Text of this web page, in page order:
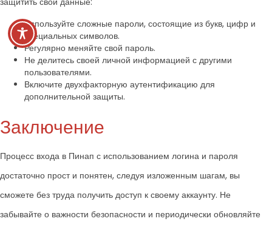
Используйте сложные пароли, состоящие из букв, цифр и
специальных символов.
Регулярно меняйте свой пароль.
Не делитесь своей личной информацией с другими
пользователями.
Включите двухфакторную аутентификацию для
дополнительной защиты.
Заключение
Процесс входа в Пинап с использованием логина и пароля
достаточно прост и понятен, следуя изложенным шагам, вы
сможете без труда получить доступ к своему аккаунту. Не
забывайте о важности безопасности и периодически обновляйте